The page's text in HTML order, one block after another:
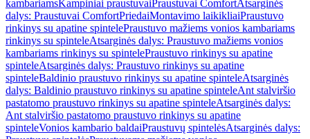
kambariamsKampiniai praustuvaiPraustuvai ComfortAtsarginės
dalys: Praustuvai ComfortPriedaiMontavimo laikikliaiPraustuvo
rinkinys su apatine spintelePraustuvo mažiems vonios kambariams
rinkinys su spinteleAtsarginės dalys: Praustuvo mažiems vonios
kambariams rinkinys su spintelePraustuvo rinkinys su apatine
spinteleAtsarginės dalys: Praustuvo rinkinys su apatine
spinteleBaldinio praustuvo rinkinys su apatine spinteleAtsarginės
dalys: Baldinio praustuvo rinkinys su apatine spinteleAnt stalviršio
pastatomo praustuvo rinkinys su apatine spinteleAtsarginės dalys:
Ant stalviršio pastatomo praustuvo rinkinys su apatine
spinteleVonios kambario baldaiPraustuvų spintelėsAtsarginės dalys: